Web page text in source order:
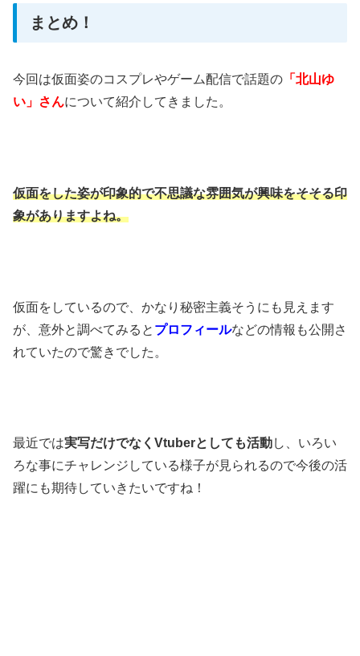
まとめ！
今回は仮面姿のコスプレやゲーム配信で話題の 「北山ゆ
い」さんについて紹介してきました。
仮面をした姿が印象的で不思議な雰囲気が興味をそそる印
象がありますよね。
仮面をしているので、かなり秘密主義そうにも見えます
が、意外と調べてみると プロフィールなどの情報も公開さ
れていたので驚きでした。
最近では実写だけでなくVtuberとしても活動し、いろい
ろな事にチャレンジしている様子が見られるので今後の活
躍にも期待していきたいですね！